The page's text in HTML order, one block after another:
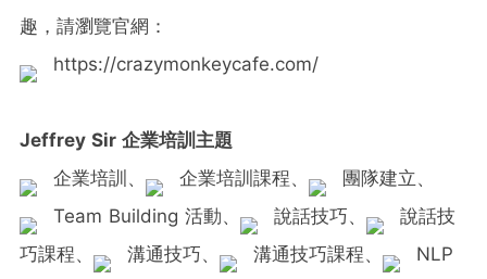
趣，請瀏覽官網：
https://crazymonkeycafe.com/
Jeffrey Sir 企業培訓主題
企業培訓、
企業培訓課程、
團隊建立、
Team Building 活動、
說話技巧、
說話技
巧課程、
溝通技巧、 溝通技巧課程、
NLP